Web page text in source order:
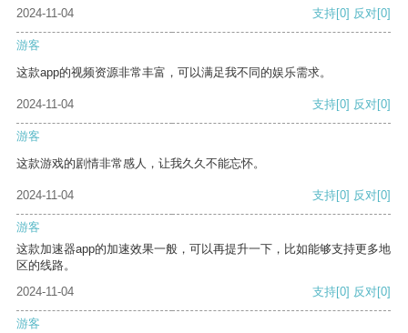
2024-11-04 支持[0] 反对[0]
游客
这款app的视频资源非常丰富，可以满足我不同的娱乐需求。
2024-11-04 支持[0] 反对[0]
游客
这款游戏的剧情非常感人，让我久久不能忘怀。
2024-11-04 支持[0] 反对[0]
游客
这款加速器app的加速效果一般，可以再提升一下，比如能够支持更多地
区的线路。
2024-11-04
支持[0] 反对[0]
游客